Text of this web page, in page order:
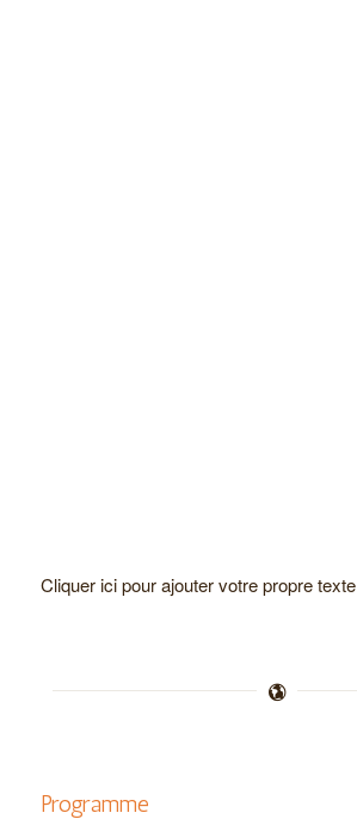
Cliquer ici pour ajouter votre propre texte
Programme